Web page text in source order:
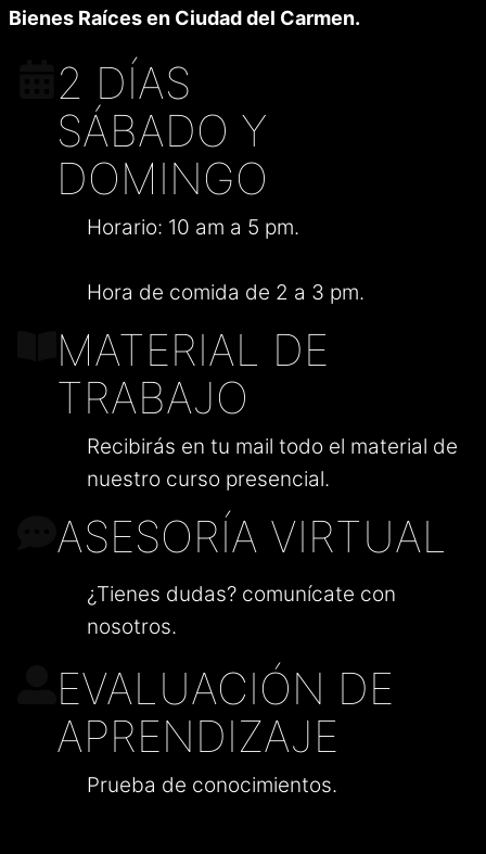
Bienes Raíces en Ciudad del Carmen.
2 DÍAS
SÁBADO Y
DOMINGO
Horario: 10 am a 5 pm.
Hora de comida de 2 a 3 pm.
MATERIAL DE
TRABAJO
Recibirás en tu mail todo el material de
nuestro curso presencial.
ASESORÍA VIRTUAL
¿Tienes dudas? comunícate con
nosotros.
EVALUACIÓN DE
APRENDIZAJE
Prueba de conocimientos.